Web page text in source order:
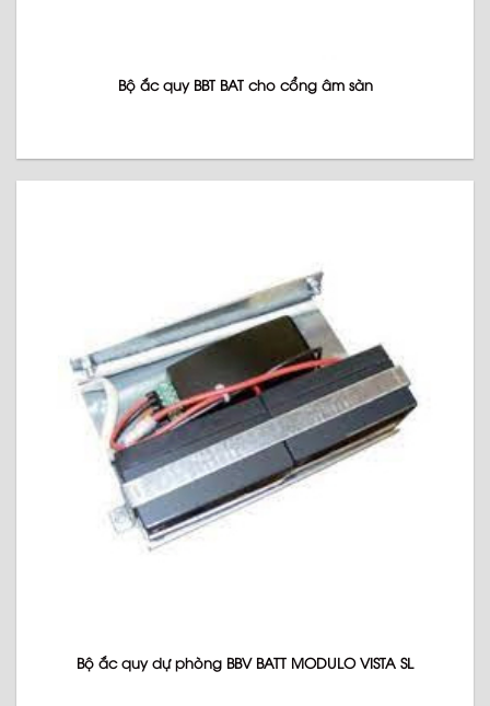
Bộ ắc quy BBT BAT cho cổng âm sàn
Bộ ắc quy dự phòng BBV BATT MODULO VISTA SL